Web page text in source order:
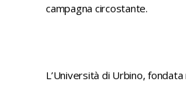
campagna circostante.
L’Università di Urbino,